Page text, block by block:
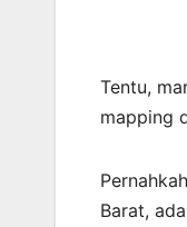
Tentu,
mapping
Barat,